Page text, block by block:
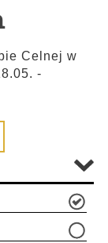
Celnej w
-